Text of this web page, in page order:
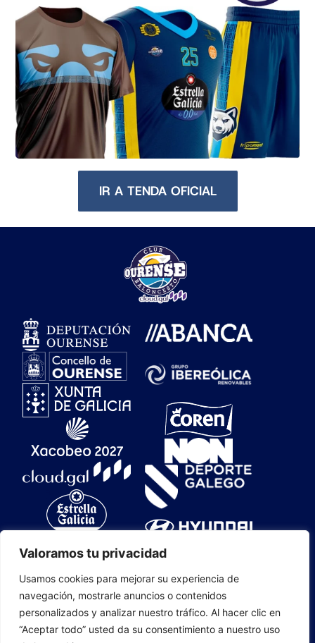
Valoramos tu privacidad
Usamos cookies para mejorar su experiencia de
navegación, mostrarle anuncios o contenidos
personalizados y analizar nuestro tráfico. Al hacer clic en
“Aceptar todo” usted da su consentimiento a nuestro uso
IR A TENDA OFICIAL
CLUB OURENSE BALONCESTO S.A.D. 2025